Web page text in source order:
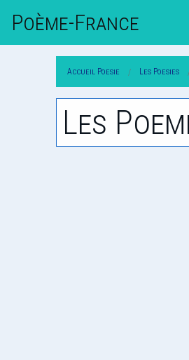
Poème-FrAnce
Accueil Poesie Les Poesies
Les